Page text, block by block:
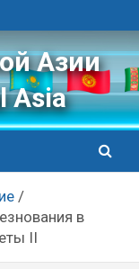
Азии
Asia
в
II